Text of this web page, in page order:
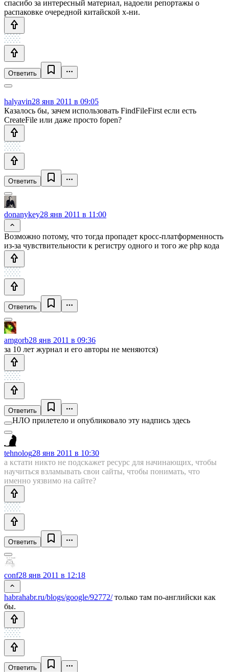
спасибо за интересный материал, надоели репортажы о
распаковке очередной китайской х-ни.
Ответить
halyavin28 янв 2011 в 09:05
Казалось бы, зачем использовать FindFileFirst если есть
СreateFile или даже просто fopen?
Ответить
donanykey28 янв 2011 в 11:00
Возможно потому, что тогда пропадет кросс-платформенность
из-за чувствительности к регистру одного и того же php кода
Ответить
amgorb28 янв 2011 в 09:36
за 10 лет журнал и его авторы не меняются)
Ответить
НЛО прилетело и опубликовало эту надпись здесь
tehnolog28 янв 2011 в 10:30
а кстати никто не подскажет ресурс для начинающих, чтобы
научиться взламывать свои сайты, чтобы понимать, что
именно уязвимо на сайте?
Ответить
conf28 янв 2011 в 12:18
habrahabr.ru/blogs/google/92772/только там по-английски как
бы.
Ответить